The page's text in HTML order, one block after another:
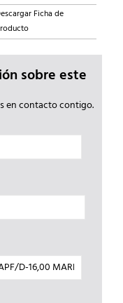
Ficha de
sobre este
en contacto contigo.